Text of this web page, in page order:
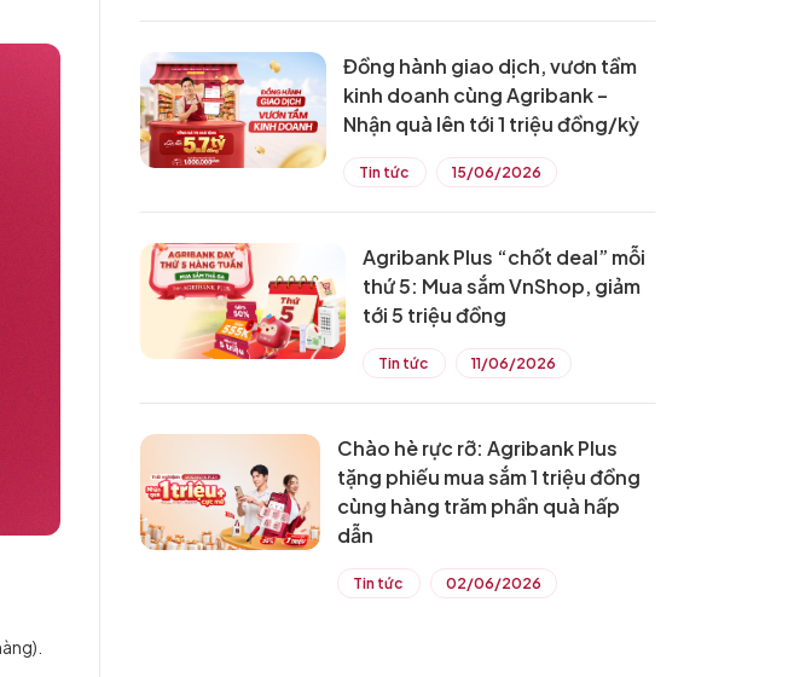
Đồng hành giao dịch, vươn tầm
kinh doanh cùng Agribank –
Nhận quà lên tới 1 triệu đồng/kỳ
Tin tức 15/06/2026
Agribank Plus “chốt deal” mỗi
thứ 5: Mua sắm VnShop, giảm
tới 5 triệu đồng
Tin tức 11/06/2026
Chào hè rực rỡ: Agribank Plus
tặng phiếu mua sắm 1 triệu đồng
cùng hàng trăm phần quà hấp
dẫn
Tin tức 02/06/2026